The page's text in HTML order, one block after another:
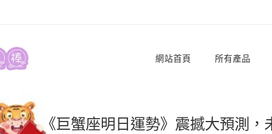
網站首頁 所有產品
《巨蟹座明日運勢》震撼大預測